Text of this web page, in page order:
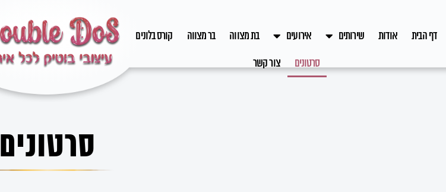
דף הבית אודות שירותים אירועים בת מצווה בר מצווה קורס בלונים
סרטונים צור קשר
סרטונים